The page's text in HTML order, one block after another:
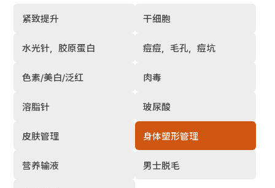
紧致提升 干细胞
水光针，胶原蛋白 痘痘，毛孔，痘坑
色素/美白/泛红 肉毒
溶脂针 玻尿酸
皮肤管理 身体塑形管理
营养输液 男士脱毛